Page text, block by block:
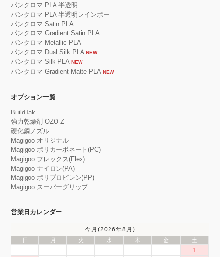
パンクロマ PLA 半透明
パンクロマ PLA 半透明レインボー
パンクロマ Satin PLA
パンクロマ Gradient Satin PLA
パンクロマ Metallic PLA
パンクロマ Dual Silk PLA NEW
パンクロマ Silk PLA NEW
パンクロマ Gradient Matte PLA NEW
オプション一覧
BuildTak
強力乾燥剤 OZO-Z
硬化鋼ノズル
Magigoo オリジナル
Magigoo ポリカーボネート(PC)
Magigoo フレックス(Flex)
Magigoo ナイロン(PA)
Magigoo ポリプロピレン(PP)
Magigoo スーパーグリップ
営業日カレンダー
今月(2026年8月)
日
月 火 水 木 金
土
1